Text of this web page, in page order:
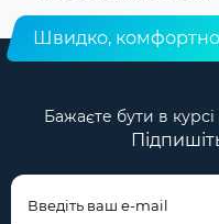
Швидко, комфортно,
Бажаєте бути в